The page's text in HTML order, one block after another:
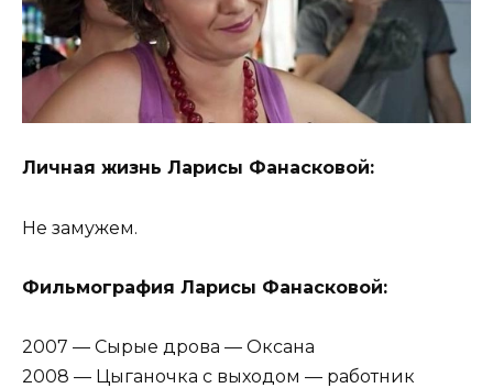
Личная жизнь Ларисы Фанасковой:
Не замужем.
Фильмография Ларисы Фанасковой:
2007 — Сырые дрова — Оксана
2008 — Цыганочка с выходом — работник